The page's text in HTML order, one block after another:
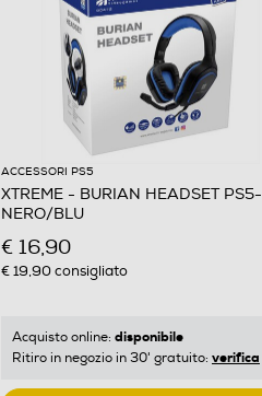
ACCESSORI PS5
XTREME - BURIAN HEADSET PS5-
NERO/BLU
€ 16,90
€ 19,90consigliato
Acquisto online: disponibile
Ritiro in negozio in 30' gratuito: verifica